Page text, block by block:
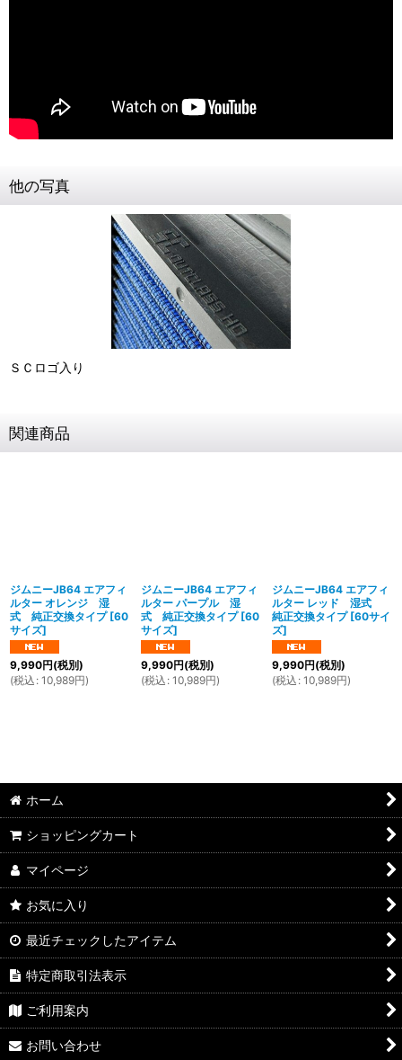
他の写真
ＳＣロゴ入り
関連商品
ジムニーJB64 エアフィ
ルター オレンジ 湿
式 純正交換タイプ [60
サイズ]
9,990円(税別)
(税込 : 10,989円)
ジムニーJB64 エアフィ
ルター パープル 湿
式 純正交換タイプ [60
サイズ]
9,990円(税別)
(税込 : 10,989円)
ジムニーJB64 エアフィ
ルター レッド 湿式
純正交換タイプ [60サイ
ズ]
9,990円(税別)
(税込 : 10,989円)
ホーム
ショッピングカート
マイページ
お気に入り
最近チェックしたアイテム
特定商取引法表示
ご利用案内
お問い合わせ